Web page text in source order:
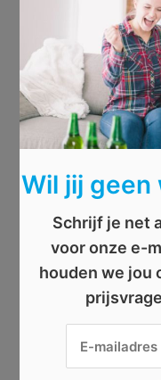
Wil jij geen
Schrijf je net
voor onze e-
houden we jou